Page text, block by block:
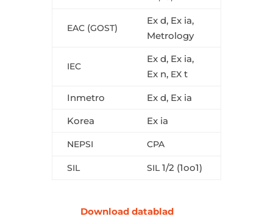
EAC(GOST)
Ex d, Ex ia,
Metrology
IEC
Ex d, Ex ia,
Ex n, EXt
Inmetro
Ex d, Ex ia
Korea
Ex ia
NEPSI CPA
SIL SIL1/2 (1oo1)
Download datablad